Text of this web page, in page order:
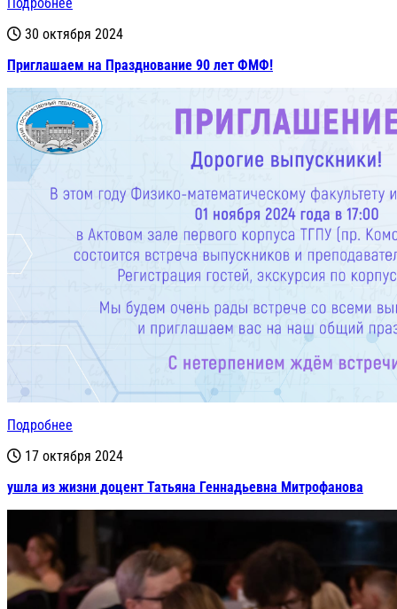
30 октября 2024
Приглашаем на Празднование 90 лет ФМФ!
Подробнее
17 октября 2024
ушла из жизни доцент Татьяна Геннадьевна Митрофанова